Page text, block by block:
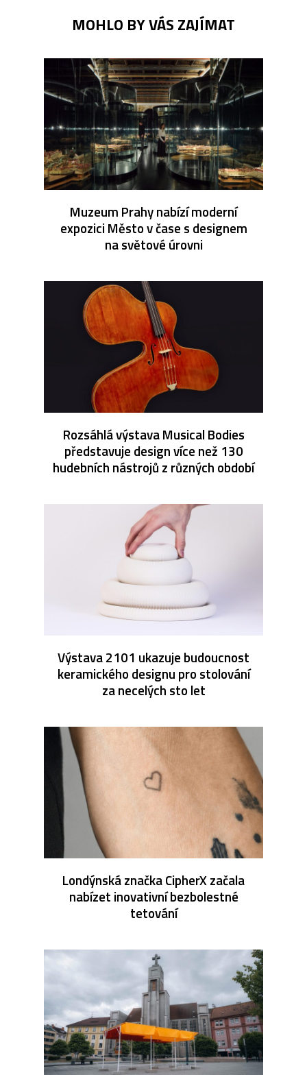
MOHLO BY VÁS ZAJÍMAT
Muzeum Prahy nabízí moderní
expozici Město v čase s designem
na světové úrovni
Rozsáhlá výstava Musical Bodies
představuje design více než 130
hudebních nástrojů z různých období
Výstava 2101 ukazuje budoucnost
keramického designu pro stolování
za necelých sto let
Londýnská značka CipherX začala
nabízet inovativní bezbolestné
tetování